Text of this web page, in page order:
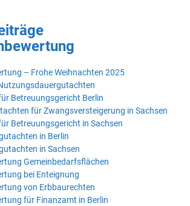
– Frohe Weihnachten 2025
Betreuungsgericht Berlin
für Zwangsversteigerung in Sachsen
Betreuungsgericht in Sachsen
in Berlin
in Sachsen
Gemeinbedarfsflächen
bei Enteignung
von Erbbaurechten
für Finanzamt in Berlin